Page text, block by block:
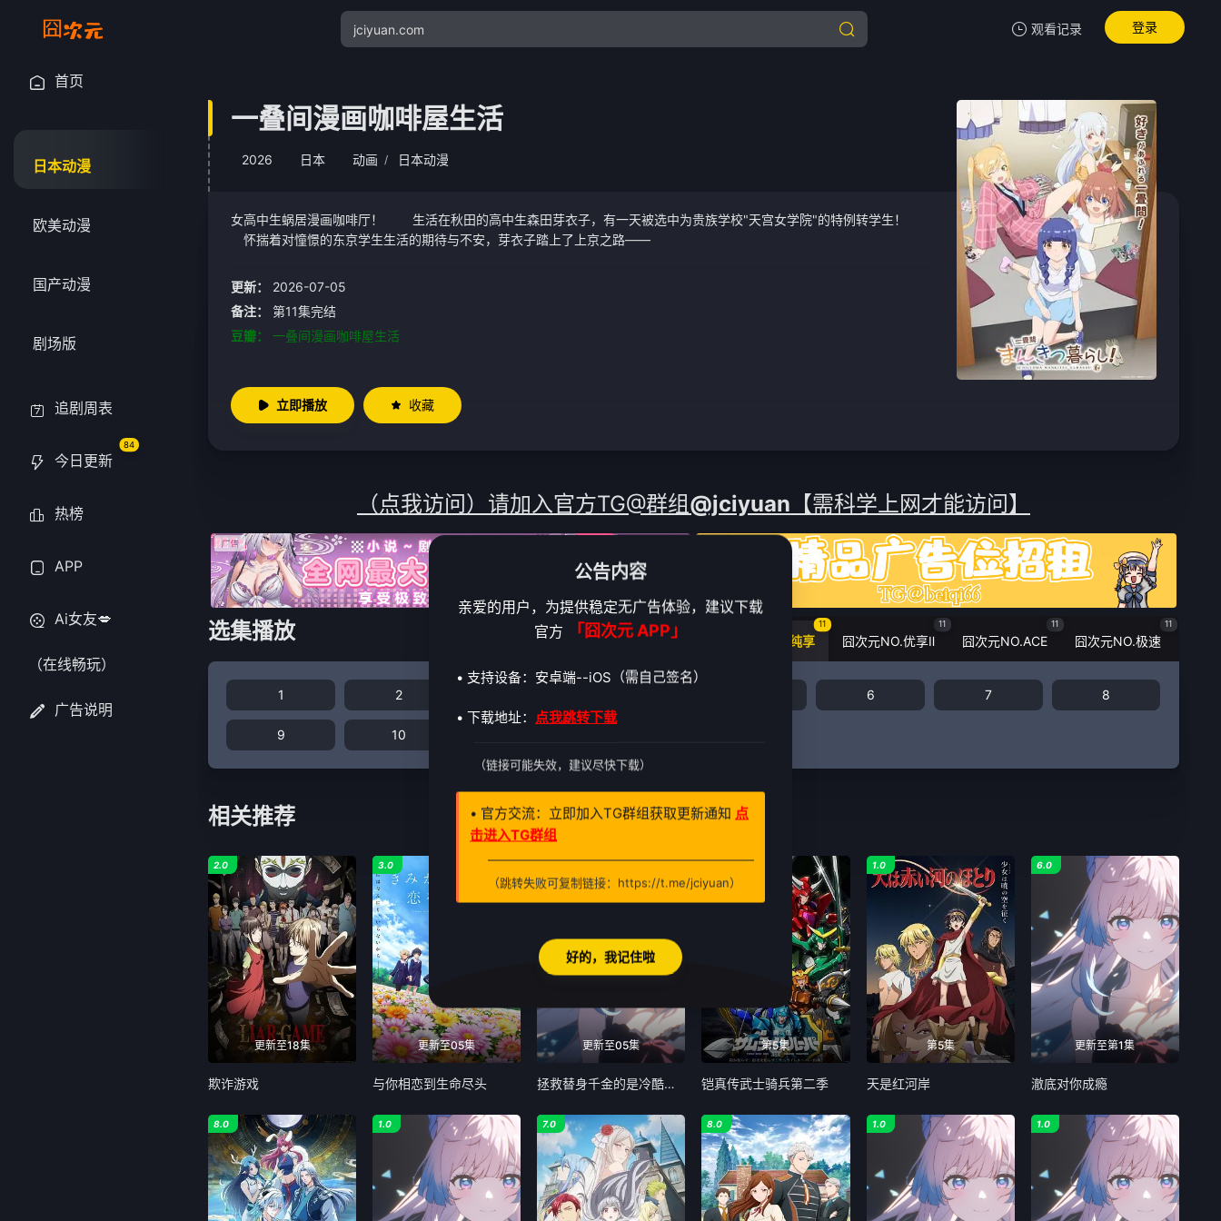
观看记录
暂无观看影片的记录
登录
首页
日本动漫
欧美动漫
国产动漫
剧场版
追剧周表
今日更新
84
热榜
APP
Ai女友💋
（在线畅玩）
广告说明
一叠间漫画咖啡屋生活
2026 日本 动画 / 日本动漫
女高中生蜗居漫画咖啡厅！ 生活在秋田的高中生森田芽衣子，有一天被选中为贵族学校"天宫女学院"的特例转学生！
怀揣着对憧憬的东京学生生活的期待与不安，芽衣子踏上了上京之路——
更新：
2026-07-05
备注：
第11集完结
豆瓣：
一叠间漫画咖啡屋生活
立即播放 收藏
（点我访问）请加入官方TG@群组@jciyuan 【需科学上网才能访问】
选集播放 囧次元NO.纯享
11
囧次元NO.优享Ⅱ
11
囧次元NO.ACE
11
囧次元NO.极速
11
1 2 6 7 8
9 10
相关推荐
更新至18集
2.0
欺诈游戏
更新至05集
3.0
与你相恋到生命尽头
更新至05集
1.0
拯救替身千金的是冷酷无情冰之王子的爱
第5集
3.0
铠真传武士骑兵第二季
第5集
1.0
天是红河岸
更新至第1集
6.0
澈底对你成瘾
8.0 1.0 7.0 8.0 1.0 1.0
公告内容
亲爱的用户，为提供稳定无广告体验，建议下载
官方
「囧次元 APP」
• 支持设备：安卓端--iOS（需自己签名）
• 下载地址： 点我跳转下载
（链接可能失效，建议尽快下载）
• 官方交流：立即加入TG群组获取更新通知 点
击进入TG群组
（跳转失败可复制链接：https://t.me/jciyuan）
好的，我记住啦